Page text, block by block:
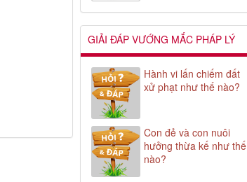
GIẢI ĐÁP VƯỚNG MẮC PHÁP LÝ
Hành vi lấn chiếm đất
xử phạt như thế nào?
Con đẻ và con nuôi
hưởng thừa kế như thế
nào?